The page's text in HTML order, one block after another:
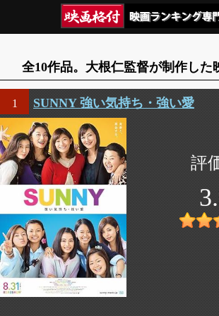
全10作品。大根仁監督が制作した
1 SUNNY 強い気持ち・強い愛